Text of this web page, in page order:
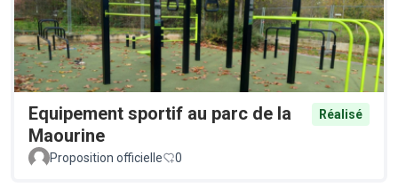
Equipement sportif au parc de la
Maourine
Réalisé
Proposition officielle 0